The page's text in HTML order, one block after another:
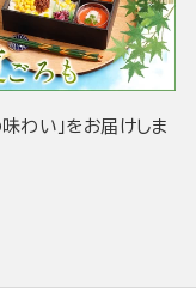
味わい」をお届けしま